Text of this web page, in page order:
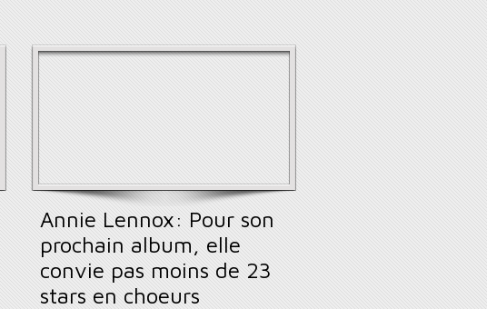
Annie Lennox: Pour son
prochain album, elle
convie pas moins de 23
stars en choeurs